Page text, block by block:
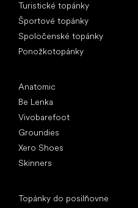
Turistické topánky
Športové topánky
Spoločenské topánky
Ponožkotopánky
Anatomic
Be Lenka
Vivobarefoot
Groundies
Xero Shoes
Skinners
Topánky do posilňovne